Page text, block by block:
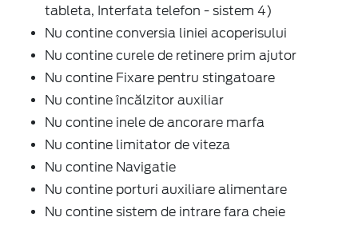
tableta, Interfata telefon - sistem 4)
Nu contine conversia liniei acoperisului
Nu contine curele de retinere prim ajutor
Nu contine Fixare pentru stingatoare
Nu contine încălzitor auxiliar
Nu contine inele de ancorare marfa
Nu contine limitator de viteza
Nu contine Navigatie
Nu contine porturi auxiliare alimentare
Nu contine sistem de intrare fara cheie